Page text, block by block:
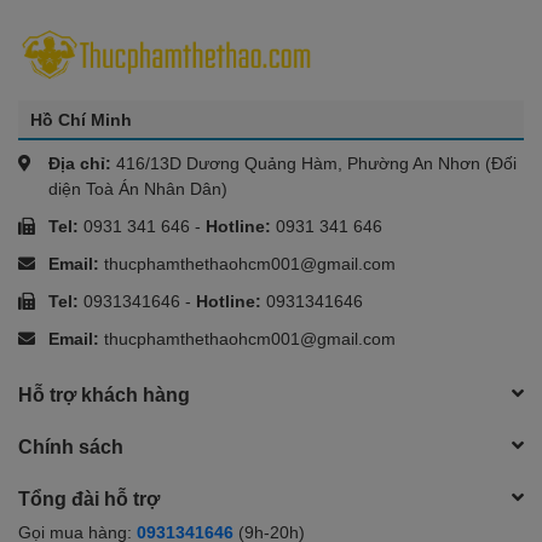
Hồ Chí Minh
Địa chỉ: 416/13D Dương Quảng Hàm, Phường An Nhơn (Đối
diện Toà Án Nhân Dân)
Tel: 0931 341 646 - Hotline: 0931 341 646
Email: thucphamthethaohcm001@gmail.com
Tel: 0931341646 - Hotline: 0931341646
Email: thucphamthethaohcm001@gmail.com
Hỗ trợ khách hàng
Chính sách
Tổng đài hỗ trợ
Gọi mua hàng: 0931341646 (9h-20h)